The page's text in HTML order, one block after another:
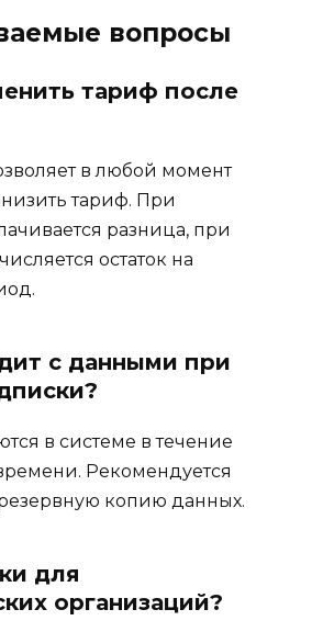
вопросы
тариф после
в любой момент
тариф. При
разница, при
остаток на
с данными при
в системе в течение
Рекомендуется
копию данных.
для
организаций?